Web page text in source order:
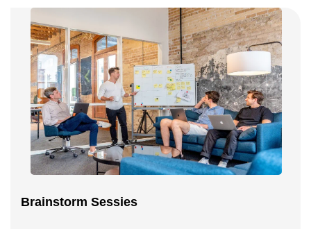
Brainstorm Sessies